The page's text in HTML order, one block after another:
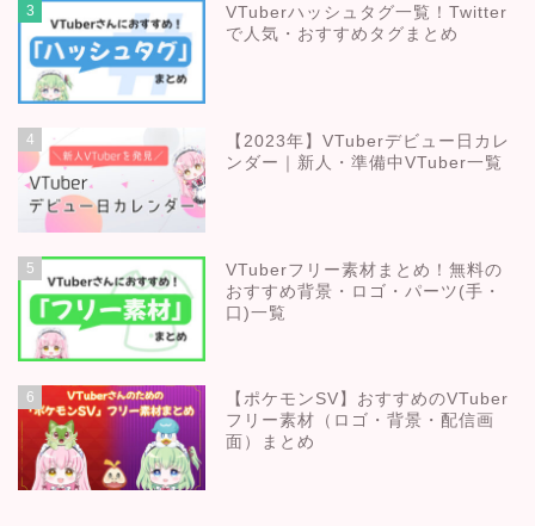
3
VTuberハッシュタグ一覧！Twitter
で人気・おすすめタグまとめ
4
【2023年】VTuberデビュー日カレ
ンダー｜新人・準備中VTuber一覧
5
VTuberフリー素材まとめ！無料の
おすすめ背景・ロゴ・パーツ(手・
口)一覧
6
【ポケモンSV】おすすめのVTuber
フリー素材（ロゴ・背景・配信画
面）まとめ